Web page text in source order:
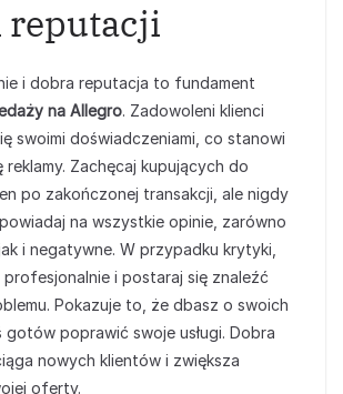
i dobra reputacja to fundament
na Allegro. Zadowoleni klienci
swoimi doświadczeniami, co stanowi
reklamy. Zachęcaj kupujących do
po zakończonej transakcji, ale nigdy
na wszystkie opinie, zarówno
i negatywne. W przypadku krytyki,
i postaraj się znaleźć
Pokazuje to, że dbasz o swoich
gotów poprawić swoje usługi. Dobra
nowych klientów i zwiększa
oferty.